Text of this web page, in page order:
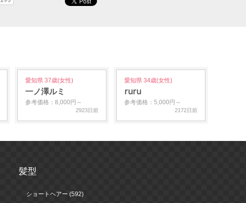
愛知県 37歳(女性)
一ノ澤ルミ
参考価格：8,000円～
2923日前
愛知県 34歳(女性)
ruru
参考価格：5,000円～
2172日前
髪型
ショートヘアー (592)